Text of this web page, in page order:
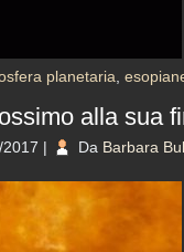
planetaria
alla sua
| Da Barbara